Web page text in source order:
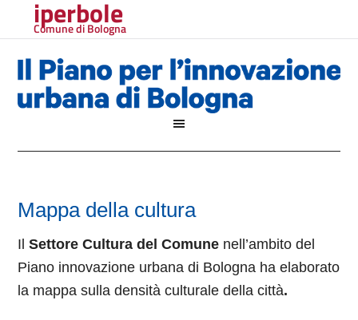
iperbole
Comune di Bologna
Mappa della cultura
IlSettore Cultura del Comune nell’ambito del
Piano innovazione urbana di Bologna ha elaborato
la mappa sulla densità culturale della città.